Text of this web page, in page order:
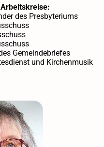
des Presbyteriums
Gemeindebriefes
und Kirchenmusik